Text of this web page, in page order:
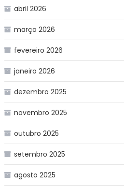
abril 2026
março 2026
fevereiro 2026
janeiro 2026
dezembro 2025
novembro 2025
outubro 2025
setembro 2025
agosto 2025